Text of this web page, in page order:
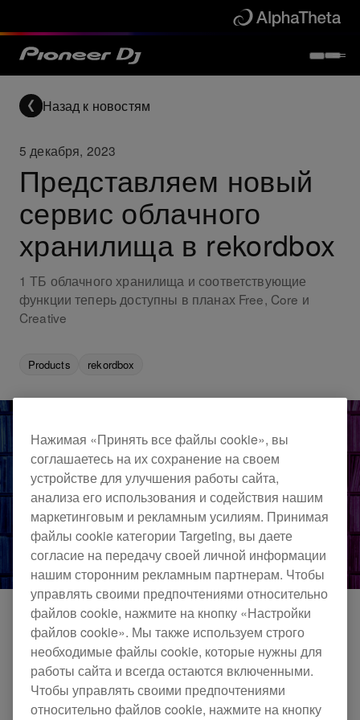
Назад к новостям
5 декабря, 2023
Представляем новый
сервис облачного
хранилища в rekordbox
1 ТБ облачного хранилища и соответствующие
функции теперь доступны в планах Free, Core и
Creative
Products rekordbox
Новая услуга облачного хранения теперь
доступна в планах Free, Core и Creative нашего
популярного приложения для диджеев
Нажимая «Принять все файлы cookie», вы
соглашаетесь на их сохранение на своем
устройстве для улучшения работы сайта,
анализа его использования и содействия нашим
маркетинговым и рекламным усилиям. Принимая
файлы cookie категории Targeting, вы даете
согласие на передачу своей личной информации
нашим сторонним рекламным партнерам. Чтобы
управлять своими предпочтениями относительно
файлов cookie, нажмите на кнопку «Настройки
файлов cookie». Мы также используем строго
необходимые файлы cookie, которые нужны для
работы сайта и всегда остаются включенными.
Чтобы управлять своими предпочтениями
относительно файлов cookie, нажмите на кнопку